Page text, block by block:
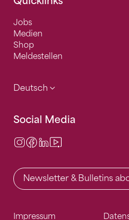
Jobs
Medien
Shop
Meldestellen
Deutsch
Social Media
Instagram
Facebook
LinkedIn
Newsletter & Bulletins
Impressum